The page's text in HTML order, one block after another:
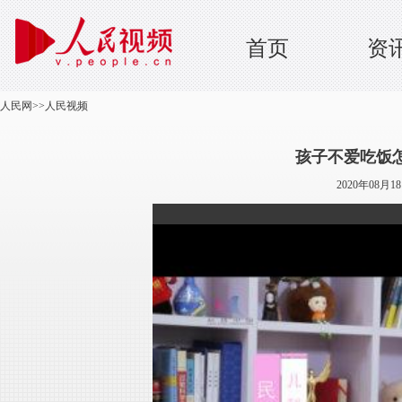
首页 资
人民网>> 人民视频
孩子不爱吃饭
2020年08月